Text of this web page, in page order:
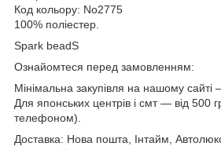
Код кольору: No2775
100% поліестер
Spark beadS
Ознайомтеся перед замовленням:
Мінімальна закупівля на нашому сайті
Для японських центрів і смт — від 500
телефоном).
Доставка: Нова пошта, Інтайм,